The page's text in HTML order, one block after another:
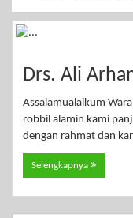
Drs. Ali
Assalamualaikum
robbil alamin kami
dengan rahmat dan
Selengkapnya